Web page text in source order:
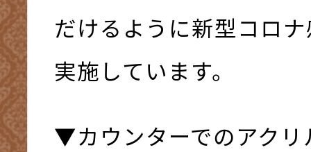
だけるように新型コロ
実施しています。
▼カウンターでのアクリ